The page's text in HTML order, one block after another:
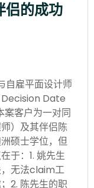
侣的成功
自雇平面设计师
Decision Date
案客户为一对同
）及其伴侣陈
硕士学位，但
于：1. 姚先生
无法claim工
2. 陈先生的职